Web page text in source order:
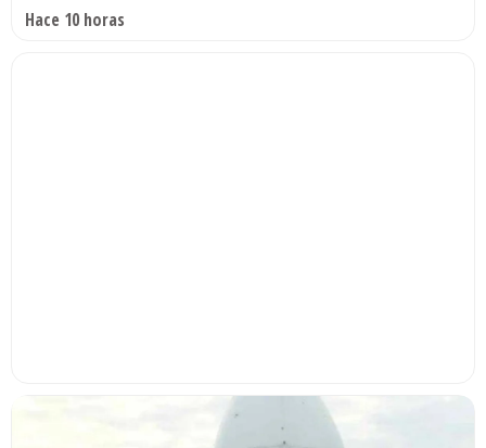
Hace 10 horas